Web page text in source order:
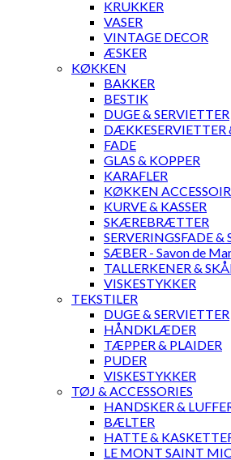
KRUKKER
VASER
VINTAGE DECOR
ÆSKER
KØKKEN
BAKKER
BESTIK
DUGE & SERVIETTER
DÆKKESERVIETTER
FADE
GLAS & KOPPER
KARAFLER
KØKKEN
KURVE & KASSER
SKÆREBRÆTTER
SERVERINGSFADE &
SÆBER - Savon de
TALLERKENER &
VISKESTYKKER
TEKSTILER
DUGE & SERVIETTER
HÅNDKLÆDER
TÆPPER & PLAIDER
PUDER
VISKESTYKKER
TØJ & ACCESSORIES
HANDSKER &
BÆLTER
HATTE &
LE MONT SAINT